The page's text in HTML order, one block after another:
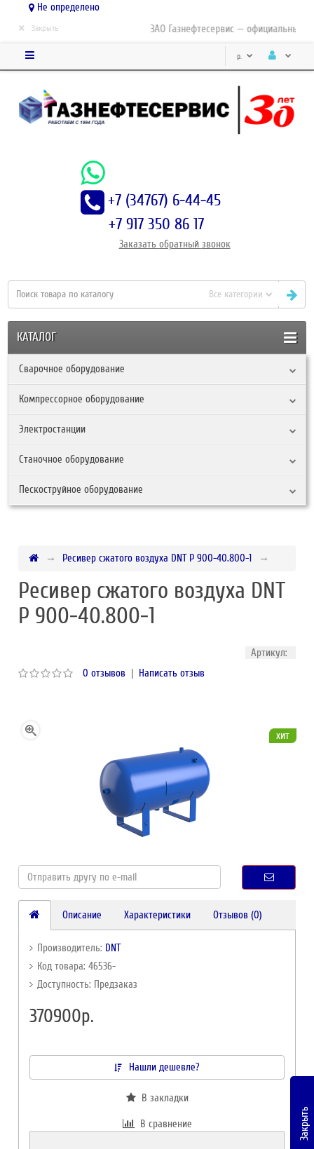
Не определено
ЗАО Газнефтесервис — официальный
× Закрыть
р.
+7 (34767) 6-44-45
+7 917 350 86 17
Заказать обратный звонок
Все категории
КАТАЛОГ
Сварочное оборудование
Компрессорное оборудование
Электростанции
Станочное оборудование
Пескоструйное оборудование
Ресивер сжатого воздуха DNT Р 900-40.800-1
Ресивер сжатого воздуха DNT
Р 900-40.800-1
Артикул:
0 отзывов | Написать отзыв
хит
Описание Характеристики Отзывов (0)
Производитель: DNT
Код товара: 46536-
Доступность: Предзаказ
370900р.
Нашли дешевле?
В закладки
В сравнение Закрыть